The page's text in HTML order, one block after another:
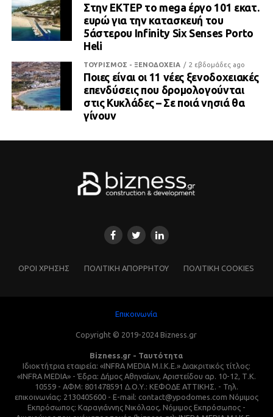
Στην ΕΚΤΕΡ το mega έργο 101 εκατ.
ευρώ για την κατασκευή του
5άστερου Infinity Six Senses Porto
Heli
ΤΟΥΡΙΣΜΟΣ - ΞΕΝΟΔΟΧΕΙΑ 2 εβδομάδες ago
Ποιες είναι οι 11 νέες ξενοδοχειακές
επενδύσεις που δρομολογούνται
στις Κυκλάδες – Σε ποιά νησιά θα
γίνουν
ΌΡΟΙ ΧΡΗΣΗΣ ΠΟΛΙΤΙΚΗ ΑΠΟΡΡΗΤΟΥ ΠΟΛΙΤΙΚΗ COOKIES
Επικοινωνία
Copyright © 2019-2024 Bizness.gr
Bizness.gr - Ταυτότητα
Ιδιοκτήτρια εταιρεία: «INFRA MEDIA M.I.K.E.» Διακριτικός τίτλος:
«INFRA MEDIA» - Έδρα: Δήμος Αθηναίων, Αριστείδου αρ. 10-12, Τ.Κ.
10559 - ΑΦΜ: 801478591 Δ.Ο.Υ.: ΚΕΦΟΔΕ ΑΤΤΙΚΗΣ. - Τηλ.
επικοινωνίας: 2130405600 - E-mail: contact@ypodomes.com Νόμιμος
Εκπρόσωπος: Καραγιάννης Νικόλαος, Νόμιμος Εκπρόσωπος -